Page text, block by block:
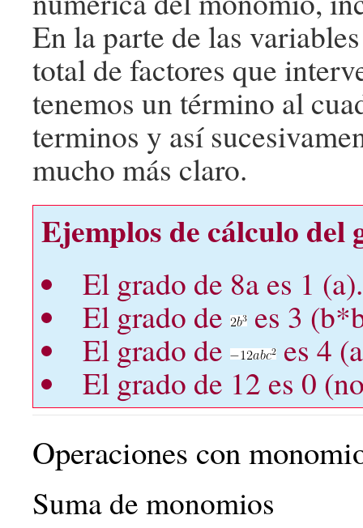
En la parte de las
total de factores que
tenemos un término al
terminos y así
mucho más claro.
Ejemplos de cálculo del
El grado de 8a es 1 (a).
El grado de es 3
El grado de
es 4
El grado de 12 es 0
Operaciones con
Suma de monomios